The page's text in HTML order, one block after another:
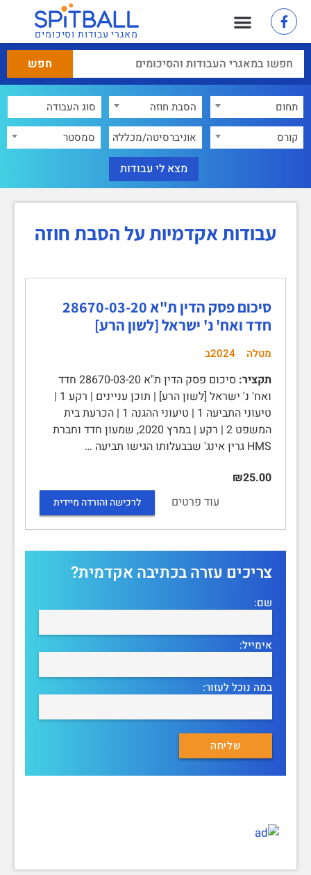
מאגרי עבודות וסיכומים
תחום
הסבת חוזה
קורס
אוניברסיטה/מכללה סמסטר
עבודות אקדמיות על הסבת חוזה
סיכום פסק הדין ת"א 28670-03-20
חדד ואח' נ' ישראל [לשון הרע]
מטלה 2024ב
תקציר:
סיכום פסק הדין ת"א 28670-03-20 חדד
ואח' נ' ישראל [לשון הרע] | תוכן עניינים | רקע 1 |
טיעוני התביעה 1 | טיעוני ההגנה 1 | הכרעת בית
המשפט 2 | רקע | במרץ 2020, שמעון חדד וחברת
HMS גרין אינג' שבבעלותו הגישו תביעה …
₪25.00
עוד פרטים
לרכישה והורדה מיידית
צריכים עזרה בכתיבה אקדמית?
שם:
אימייל:
במה נוכל לעזור: